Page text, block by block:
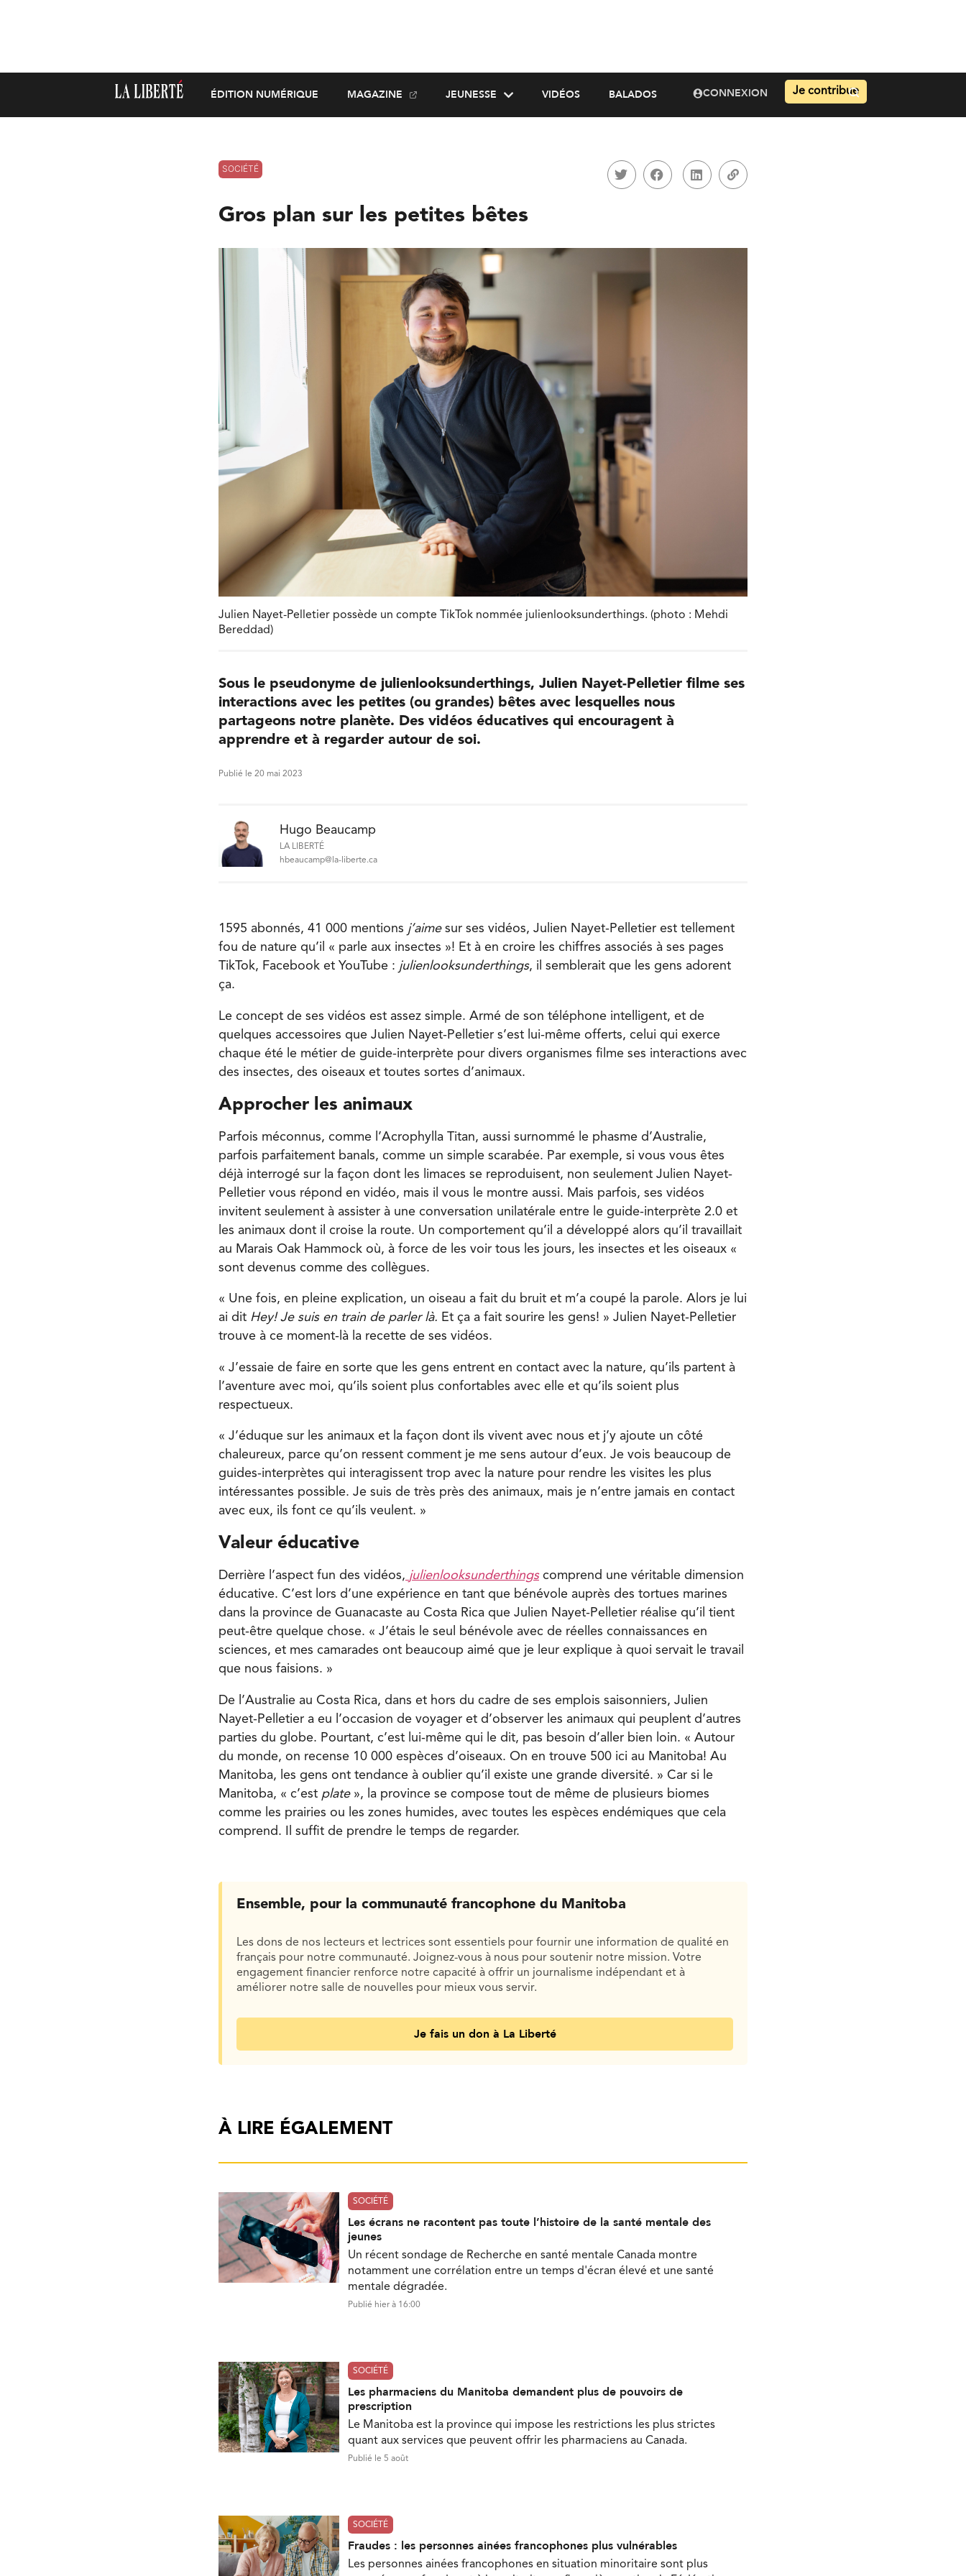
ÉDITION NUMÉRIQUE MAGAZINE JEUNESSE VIDÉOS BALADOS CONNEXION Je contribue
SOCIÉTÉ
Gros plan sur les petites bêtes
Julien Nayet-Pelletier possède un compte TikTok nommée julienlooksunderthings. (photo : Mehdi
Bereddad)
Sous le pseudonyme de julienlooksunderthings, Julien Nayet-Pelletier filme ses
interactions avec les petites (ou grandes) bêtes avec lesquelles nous
partageons notre planète. Des vidéos éducatives qui encouragent à
apprendre et à regarder autour de soi.
Publié le 20 mai 2023
Hugo Beaucamp
LA LIBERTÉ
hbeaucamp@la-liberte.ca
1595 abonnés, 41 000 mentions j’aime sur ses vidéos, Julien Nayet-Pelletier est tellement
fou de nature qu’il « parle aux insectes »! Et à en croire les chiffres associés à ses pages
TikTok, Facebook et YouTube : julienlooksunderthings, il semblerait que les gens adorent
ça.
Le concept de ses vidéos est assez simple. Armé de son téléphone intelligent, et de
quelques accessoires que Julien Nayet-Pelletier s’est lui-même offerts, celui qui exerce
chaque été le métier de guide-interprète pour divers organismes filme ses interactions avec
des insectes, des oiseaux et toutes sortes d’animaux.
Approcher les animaux
Parfois méconnus, comme l’Acrophylla Titan, aussi surnommé le phasme d’Australie,
parfois parfaitement banals, comme un simple scarabée. Par exemple, si vous vous êtes
déjà interrogé sur la façon dont les limaces se reproduisent, non seulement Julien Nayet-
Pelletier vous répond en vidéo, mais il vous le montre aussi. Mais parfois, ses vidéos
invitent seulement à assister à une conversation unilatérale entre le guide-interprète 2.0 et
les animaux dont il croise la route. Un comportement qu’il a développé alors qu’il travaillait
au Marais Oak Hammock où, à force de les voir tous les jours, les insectes et les oiseaux «
sont devenus comme des collègues.
« Une fois, en pleine explication, un oiseau a fait du bruit et m’a coupé la parole. Alors je lui
ai dit Hey! Je suis en train de parler là. Et ça a fait sourire les gens! » Julien Nayet-Pelletier
trouve à ce moment-là la recette de ses vidéos.
« J’essaie de faire en sorte que les gens entrent en contact avec la nature, qu’ils partent à
l’aventure avec moi, qu’ils soient plus confortables avec elle et qu’ils soient plus
respectueux.
« J’éduque sur les animaux et la façon dont ils vivent avec nous et j’y ajoute un côté
chaleureux, parce qu’on ressent comment je me sens autour d’eux. Je vois beaucoup de
guides-interprètes qui interagissent trop avec la nature pour rendre les visites les plus
intéressantes possible. Je suis de très près des animaux, mais je n’entre jamais en contact
avec eux, ils font ce qu’ils veulent. »
Valeur éducative
Derrière l’aspect fun des vidéos, julienlooksunderthings comprend une véritable dimension
éducative. C’est lors d’une expérience en tant que bénévole auprès des tortues marines
dans la province de Guanacaste au Costa Rica que Julien Nayet-Pelletier réalise qu’il tient
peut-être quelque chose. « J’étais le seul bénévole avec de réelles connaissances en
sciences, et mes camarades ont beaucoup aimé que je leur explique à quoi servait le travail
que nous faisions. »
De l’Australie au Costa Rica, dans et hors du cadre de ses emplois saisonniers, Julien
Nayet-Pelletier a eu l’occasion de voyager et d’observer les animaux qui peuplent d’autres
parties du globe. Pourtant, c’est lui-même qui le dit, pas besoin d’aller bien loin. « Autour
du monde, on recense 10 000 espèces d’oiseaux. On en trouve 500 ici au Manitoba! Au
Manitoba, les gens ont tendance à oublier qu’il existe une grande diversité. » Car si le
Manitoba, « c’est plate », la province se compose tout de même de plusieurs biomes
comme les prairies ou les zones humides, avec toutes les espèces endémiques que cela
comprend. Il suffit de prendre le temps de regarder.
Ensemble, pour la communauté francophone du Manitoba
Les dons de nos lecteurs et lectrices sont essentiels pour fournir une information de qualité en
français pour notre communauté. Joignez-vous à nous pour soutenir notre mission. Votre
engagement financier renforce notre capacité à offrir un journalisme indépendant et à
améliorer notre salle de nouvelles pour mieux vous servir.
Je fais un don à La Liberté
À LIRE ÉGALEMENT
SOCIÉTÉ
Les écrans ne racontent pas toute l’histoire de la santé mentale des
jeunes
Un récent sondage de Recherche en santé mentale Canada montre
notamment une corrélation entre un temps d'écran élevé et une santé
mentale dégradée.
Publié hier à 16:00
SOCIÉTÉ
Les pharmaciens du Manitoba demandent plus de pouvoirs de
prescription
Le Manitoba est la province qui impose les restrictions les plus strictes
quant aux services que peuvent offrir les pharmaciens au Canada.
Publié le 5 août
SOCIÉTÉ
Fraudes : les personnes ainées francophones plus vulnérables
Les personnes ainées francophones en situation minoritaire sont plus